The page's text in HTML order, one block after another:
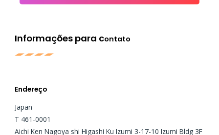
Informações para contato
Endereço
Japan
T 461-0001
Aichi Ken Nagoya shi Higashi Ku Izumi 3-17-10 Izumi Bldg 3F